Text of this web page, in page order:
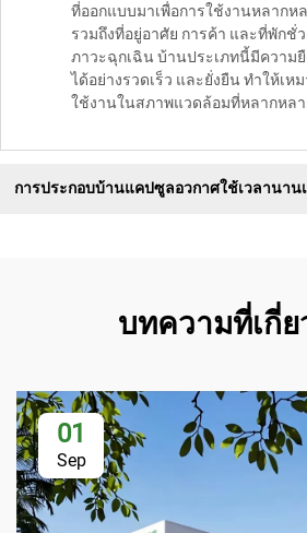
ที่ออกแบบมาเพื่อการใช้งานหลากห
รวมถึงที่อยู่อาศัย การค้า และที่พักชั่
ภาวะฉุกเฉิน บ้านประเภทนี้มีความ
ได้อย่างรวดเร็ว และยั่งยืน ทำให้เห
ใช้งานในสภาพแวดล้อมที่หลากหลา
การประกอบบ้านแคปซูลอวกาศใช้เวลานาน
บทความที่เกี่ย
01
Sep